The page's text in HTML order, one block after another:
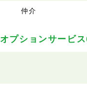
仲介
オプションサービス